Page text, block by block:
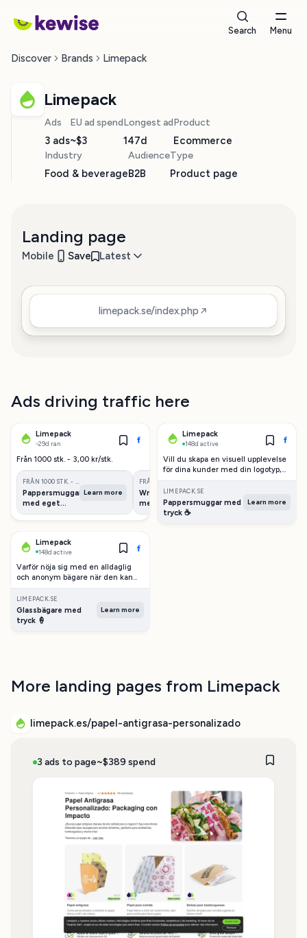
Search Menu
Discover Brands Limepack
Limepack
Ads
3 ads
EU ad spend
~$3
Longest ad
147d
Product
Ecommerce
Industry
Food & beverage
Audience
B2B
Type
Product page
Landing page
Mobile Save Latest
limepack.se/index.php
Ads driving traffic here
Limepack
29d ran
Från 1000 stk. - 3,00 kr/stk.
Pappersmuggar
med eget
tryck
Learn more
FRÅN 1000 STK. - 3,00 KR/STK.
Wrappapper
med eget
tryck
Learn more
med tryck
Limepack
148d active
Vill du skapa en visuell upplevelse
för dina kunder med din logotyp,
slogan eller ett favoritcitat? En
pappersmugg med eget tryck
innehållande kaffe, varm choklad
eller te ger din marknadsföring en
LIMEPACK.SE
Pappersmuggar med
tryck ☕
Learn more
Limepack
148d active
Varför nöja sig med en alldaglig
och anonym bägare när den kan
vara framträdande och unik? Få
ditt namn eller varumärke att stå
ut i mängden med skräddarsydda
glassbägare med tryck!
LIMEPACK.SE
Glassbägare med
tryck 🍦
Learn more
More landing pages from Limepack
limepack.es/papel-antigrasa-personalizado
3 ads to page~$389 spend